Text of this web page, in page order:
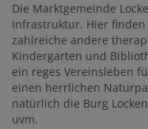
Die Marktgemeinde
Infrastruktur. Hier finden
zahlreiche andere
Kindergarten und
ein reges Vereinsleben
einen herrlichen
natürlich die Burg
uvm.